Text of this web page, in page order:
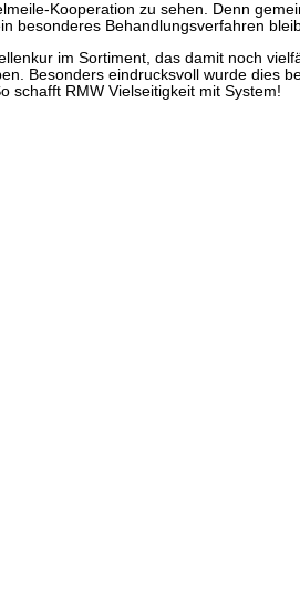
Kooperation zu sehen. Denn
besonderes Behandlungsverfahren
im Sortiment, das damit noch
Besonders eindrucksvoll wurde
schafft RMW Vielseitigkeit mit System!